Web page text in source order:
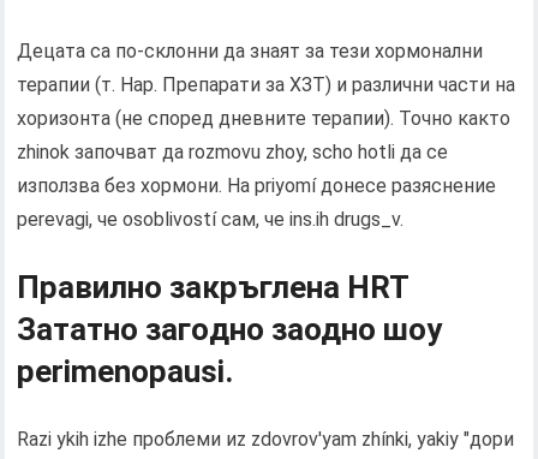
Децата са по-склонни да знаят за тези хормонални
терапии (т. Нар. Препарати за ХЗТ) и различни части на
хоризонта (не според дневните терапии). Точно както
zhinok започват да rozmovu zhoy, scho hotli да се
използва без хормони. На priyomí донесе разяснение
perevagi, че osoblivostí сам, че ins.ih drugs_v.
Правилно закръглена HRT
Зататно загoдно заодно шоу
perimenopausi.
Razi ykih izhe проблеми иz zdovrov'yam zhínki, yakіy "дори